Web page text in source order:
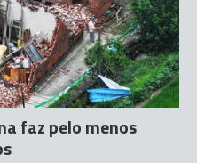
faz pelo menos